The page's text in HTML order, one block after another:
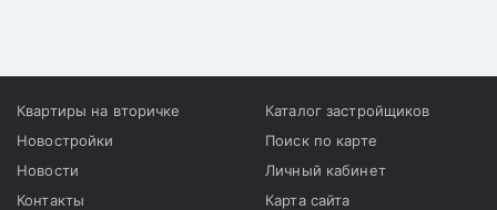
Квартиры на вторичке
Новостройки
Новости
Контакты
Каталог застройщиков
Поиск по карте
Личный кабинет
Карта сайта